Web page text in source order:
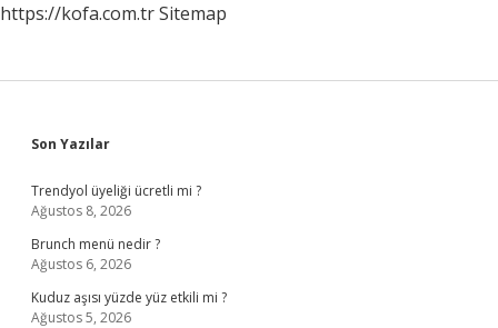
https://kofa.com.trSitemap
Sidebar
Son Yazılar
Trendyol üyeliği ücretli mi ?
Ağustos 8, 2026
Brunch menü nedir ?
Ağustos 6, 2026
Kuduz aşısı yüzde yüz etkili mi ?
Ağustos 5, 2026